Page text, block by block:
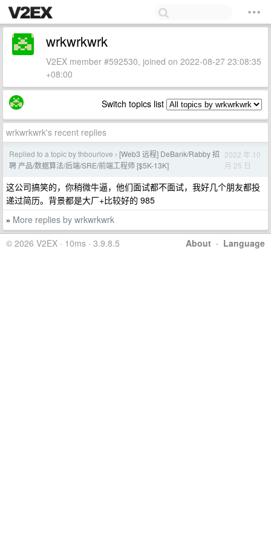
wrkwrkwrk
V2EX member #592530, joined on 2022-08-27 23:08:35
+08:00
Switch topics list
wrkwrkwrk's recent replies
Replied to a topic by thbourlove › [Web3 远程] DeBank/Rabby 招
聘 产品/数据算法/后端/SRE/前端工程师 [$5K-13K]
2022 年 10
月 25 日
这公司搞笑的，你稍微牛逼，他们面试都不面试，我好几个朋友都投
递过简历。背景都是大厂+比较好的 985
» More replies by wrkwrkwrk
About · Language
© 2026 V2EX · 10ms · 3.9.8.5